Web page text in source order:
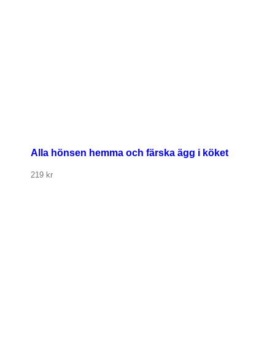
Alla hönsen hemma och färska ägg i köket
219 kr